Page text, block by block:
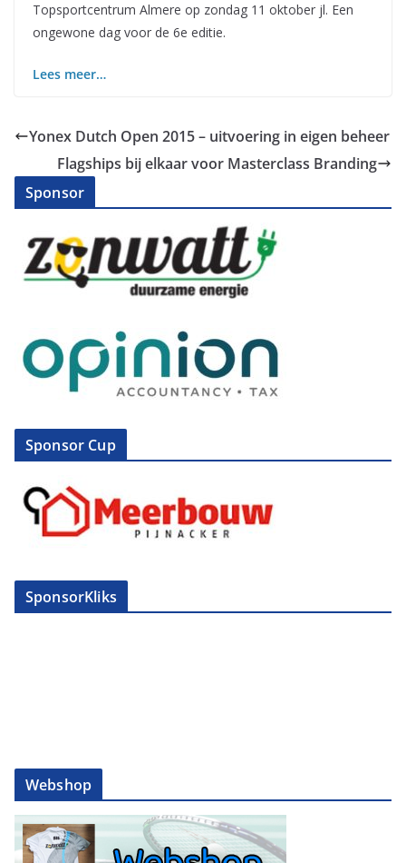
Topsportcentrum Almere op zondag 11 oktober jl. Een
ongewone dag voor de 6e editie.
Lees meer…
Yonex Dutch Open 2015 – uitvoering in eigen beheer
Flagships bij elkaar voor Masterclass Branding
Sponsor
Sponsor Cup
SponsorKliks
Webshop